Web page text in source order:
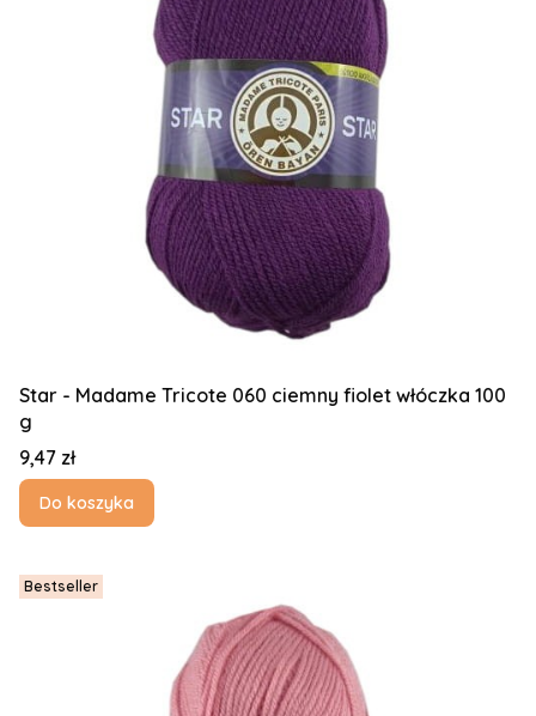
Star - Madame Tricote 060 ciemny fiolet włóczka 100
g
Cena
9,47 zł
Do koszyka
Bestseller